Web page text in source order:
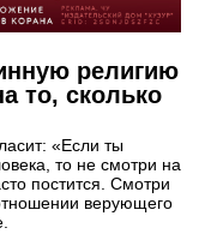
религию
то, сколько
«Если ты
то не смотри на
постится. Смотри
верующего